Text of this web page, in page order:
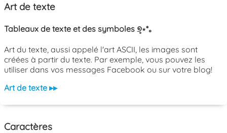
Art de texte
Tableaux de texte et des symboles ୭̥⋆*｡
Art du texte, aussi appelé l'art ASCII, les images sont
créées à partir du texte. Par exemple, vous pouvez les
utiliser dans vos messages Facebook ou sur votre blog!
Art de texte ▸▸
Caractères